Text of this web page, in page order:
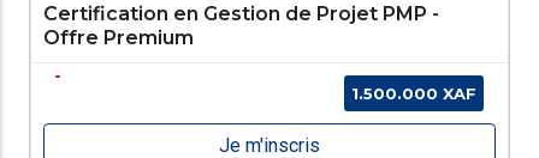
Certification en Gestion de Projet PMP -
Offre Premium
1.500.000 XAF
Je m'inscris